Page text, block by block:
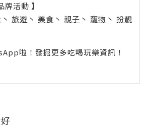
活動 】
丶 旅遊 丶 美食 丶 親子 丶 寵物 丶 扮靚
啦！發掘更多吃喝玩樂資訊！